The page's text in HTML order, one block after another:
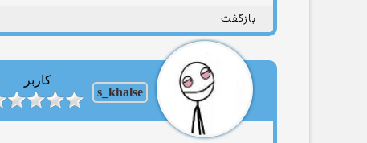
بازگفت
s_khalse
کاربر